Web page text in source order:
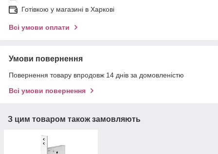
Готівкою у магазині в Харкові
Всі умови оплати
Умови повернення
Повернення товару впродовж 14 днів за домовленістю
Всі умови повернення
З цим товаром також замовляють